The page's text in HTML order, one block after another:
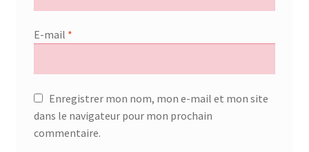
E-mail *
Enregistrer mon nom, mon e-mail et mon site
dans le navigateur pour mon prochain
commentaire.